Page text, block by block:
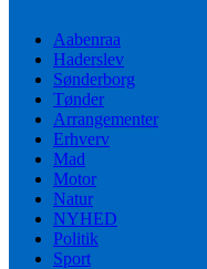
Aabenraa
Haderslev
Sønderborg
Tønder
Arrangementer
Erhverv
Mad
Motor
Natur
NYHED
Politik
Sport